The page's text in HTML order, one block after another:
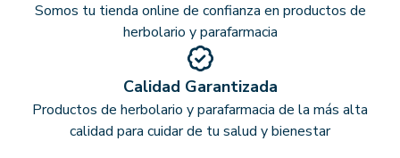
Somos tu tienda online de confianza en productos de
herbolario y parafarmacia
Calidad Garantizada
Productos de herbolario y parafarmacia de la más alta
calidad para cuidar de tu salud y bienestar